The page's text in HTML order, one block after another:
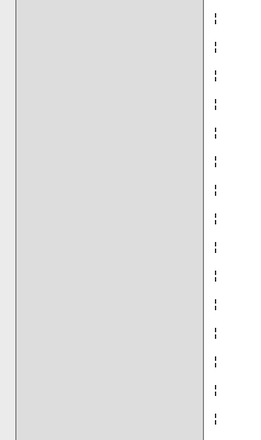
¦
¦
¦
¦
¦
¦
¦
¦
¦
¦
¦
¦
¦
¦
¦